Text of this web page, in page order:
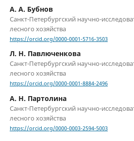
А. А. Бубнов
Санкт-Петербургский научно-
лесного хозяйства
https://orcid.org/0000-0001-5716-3503
Л. Н. Павлюченкова
Санкт-Петербургский научно-
лесного хозяйства
https://orcid.org/0000-0001-8884-2496
А. Н. Партолина
Санкт-Петербургский научно-
лесного хозяйства
https://orcid.org/0000-0003-2594-5003